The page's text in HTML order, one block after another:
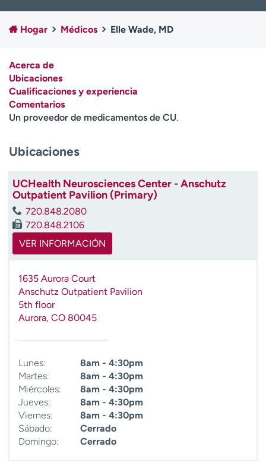
Empleados
Profesionales
Contáctenos
A
y
d
a
e
a
e
n
c
Hogar Médicos Elle Wade, MD
Acerca de
Ubicaciones
Cualificaciones y experiencia
Comentarios
Un proveedor de medicamentos de CU.
Ubicaciones
UCHealth Neurosciences Center - Anschutz
Outpatient Pavilion (Primary)
720.848.2080
720.848.2106
VER INFORMACIÓN
1635 Aurora Court
Anschutz Outpatient Pavilion
5th floor
Aurora, CO 80045
Lunes:
8am - 4:30pm
Martes:
8am - 4:30pm
Miércoles:
8am - 4:30pm
Jueves:
8am - 4:30pm
Viernes:
8am - 4:30pm
Sábado:
Cerrado
Domingo:
Cerrado